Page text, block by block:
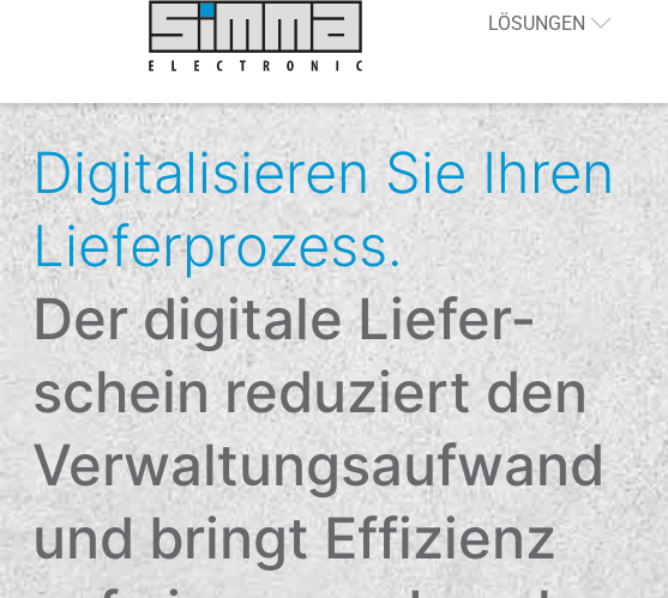
LÖSUNGEN
Digitalisieren Sie Ihren
Liefer­prozess.
Der digitale Liefer­
schein reduziert den
Verwaltungs­aufwand
und bringt Effizienz